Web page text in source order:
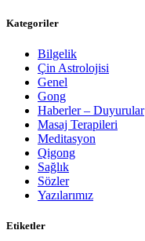
Kategoriler
Bilgelik
Çin Astrolojisi
Genel
Gong
Haberler – Duyurular
Masaj Terapileri
Meditasyon
Qigong
Sağlık
Sözler
Yazılarımız
Etiketler